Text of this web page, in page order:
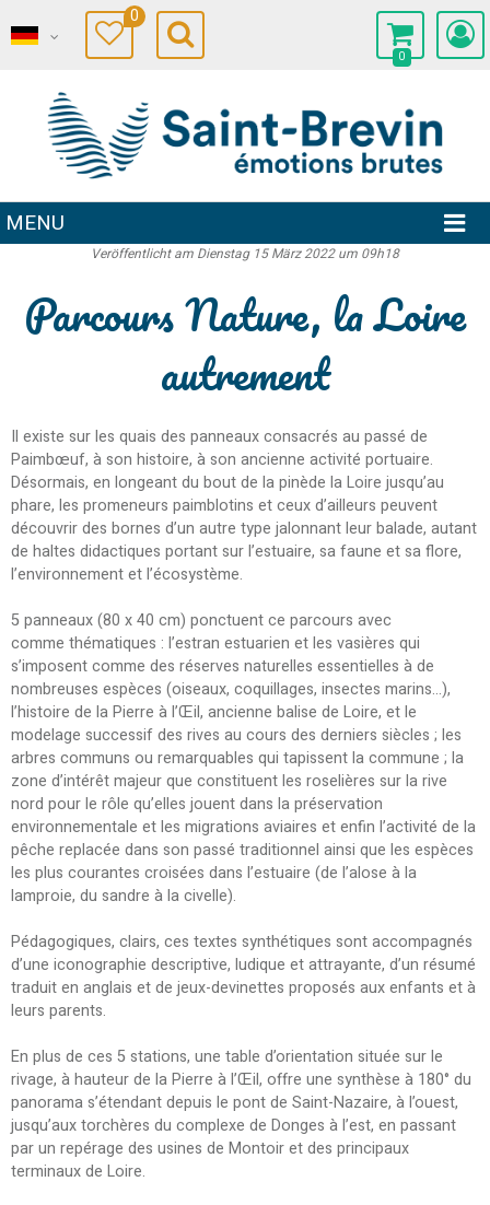
0
0
MENU
Veröffentlicht am Dienstag 15 März 2022 um 09h18
Parcours Nature, la Loire
autrement
Il existe sur les quais des panneaux consacrés au passé de
Paimbœuf, à son histoire, à son ancienne activité portuaire.
Désormais, en longeant du bout de la pinède la Loire jusqu’au
phare, les promeneurs paimblotins et ceux d’ailleurs peuvent
découvrir des bornes d’un autre type jalonnant leur balade, autant
de haltes didactiques portant sur l’estuaire, sa faune et sa flore,
l’environnement et l’écosystème.
5 panneaux (80 x 40 cm) ponctuent ce parcours avec
comme thématiques : l’estran estuarien et les vasières qui
s’imposent comme des réserves naturelles essentielles à de
nombreuses espèces (oiseaux, coquillages, insectes marins...),
l’histoire de la Pierre à l’Œil, ancienne balise de Loire, et le
modelage successif des rives au cours des derniers siècles ; les
arbres communs ou remarquables qui tapissent la commune ; la
zone d’intérêt majeur que constituent les roselières sur la rive
nord pour le rôle qu’elles jouent dans la préservation
environnementale et les migrations aviaires et enfin l’activité de la
pêche replacée dans son passé traditionnel ainsi que les espèces
les plus courantes croisées dans l’estuaire (de l’alose à la
lamproie, du sandre à la civelle).
Pédagogiques, clairs, ces textes synthétiques sont accompagnés
d’une iconographie descriptive, ludique et attrayante, d’un résumé
traduit en anglais et de jeux-devinettes proposés aux enfants et à
leurs parents.
En plus de ces 5 stations, une table d’orientation située sur le
rivage, à hauteur de la Pierre à l’Œil, offre une synthèse à 180° du
panorama s’étendant depuis le pont de Saint-Nazaire, à l’ouest,
jusqu’aux torchères du complexe de Donges à l’est, en passant
par un repérage des usines de Montoir et des principaux
terminaux de Loire.